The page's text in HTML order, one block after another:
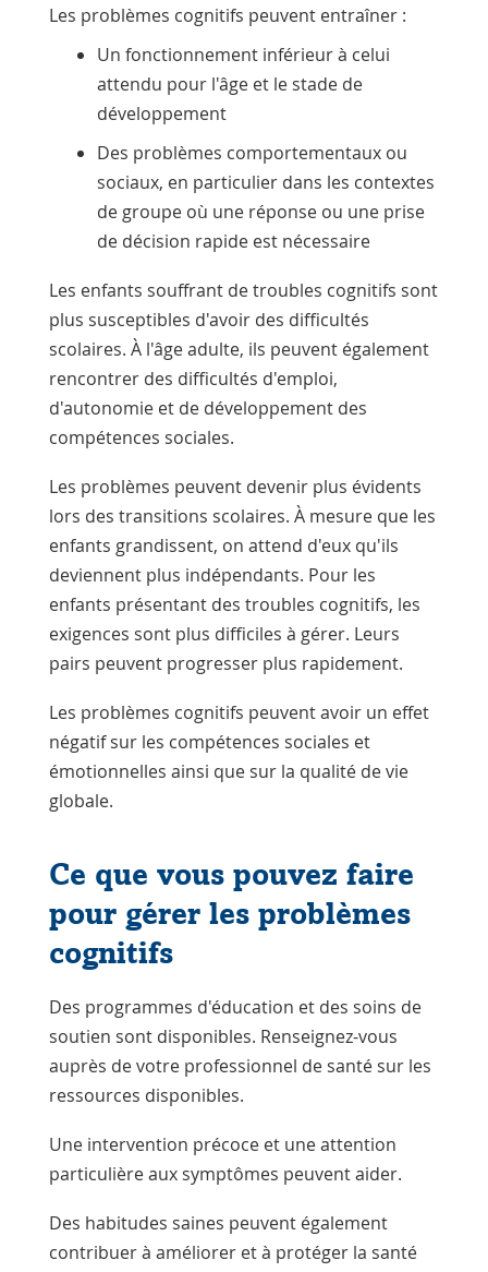
Les problèmes cognitifs peuvent entraîner :
Un fonctionnement inférieur à celui
attendu pour l'âge et le stade de
développement
Des problèmes comportementaux ou
sociaux, en particulier dans les contextes
de groupe où une réponse ou une prise
de décision rapide est nécessaire
Les enfants souffrant de troubles cognitifs sont
plus susceptibles d'avoir des difficultés
scolaires. À l'âge adulte, ils peuvent également
rencontrer des difficultés d'emploi,
d'autonomie et de développement des
compétences sociales.
Les problèmes peuvent devenir plus évidents
lors des transitions scolaires. À mesure que les
enfants grandissent, on attend d'eux qu'ils
deviennent plus indépendants. Pour les
enfants présentant des troubles cognitifs, les
exigences sont plus difficiles à gérer. Leurs
pairs peuvent progresser plus rapidement.
Les problèmes cognitifs peuvent avoir un effet
négatif sur les compétences sociales et
émotionnelles ainsi que sur la qualité de vie
globale.
Ce que vous pouvez faire
pour gérer les problèmes
cognitifs
Des programmes d'éducation et des soins de
soutien sont disponibles. Renseignez-vous
auprès de votre professionnel de santé sur les
ressources disponibles.
Une intervention précoce et une attention
particulière aux symptômes peuvent aider.
Des habitudes saines peuvent également
contribuer à améliorer et à protéger la santé